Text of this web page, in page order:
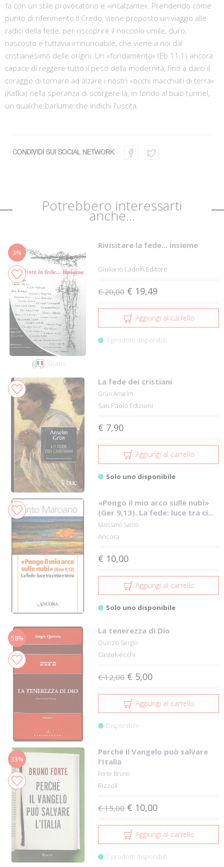
fa con un stile provocatorio e «incalzante». Prendendo come
punto di riferimento il Credo, viene proposto un viaggio alle
radici della fede, per riscoprire il nocciolo umile, duro,
nascosto e tuttavia irrinunciabile, che viene a noi dal
cristianesimo delle origini. Un «fondamento» (Eb 11,1) ancora
capace di reggere tutto il peso della modernità, fino a darci il
coraggio di tornare ad alzare i nostri «occhi macchiati di terra»
(Kafka) nella speranza di scorgere là, in fondo al buio tunnel,
un qualche barlume che indichi l'uscita.
CONDIVIDI SUI SOCIAL NETWORK
Potrebbero interessarti
anche...
3%
Gratis
Rivisitare la fede... insieme
Giuliano Ladolfi Editore
€ 20,00 € 19,49
Aggiungi al carrello
3 prodotti disponibili
La fede dei cristiani
Grün Anselm
San Paolo Edizioni
€ 7,90
Aggiungi al carrello
Solo uno disponibile
«Pongo il mio arco sulle nubi»
(Ger 9,13). La fede: luce tra ci...
Marcianò Santo
Ancora
€ 10,00
Aggiungi al carrello
Solo uno disponibile
58%
La tenerezza di Dio
Quinzio Sergio
Castelvecchi
€ 12,00 € 5,00
Aggiungi al carrello
Disponibile
33%
Perché il Vangelo può salvare
l'Italia
Forte Bruno
Rizzoli
€ 15,00 € 10,00
Aggiungi al carrello
3 prodotti disponibili